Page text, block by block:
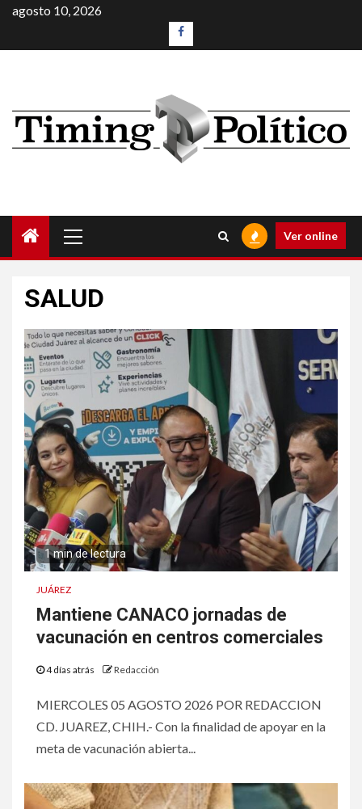
agosto 10, 2026
Ver online
SALUD
1 min de lectura
JUÁREZ
Mantiene CANACO jornadas de
vacunación en centros comerciales
4 días atrás Redacción
MIERCOLES 05 AGOSTO 2026 POR REDACCION
CD. JUAREZ, CHIH.- Con la finalidad de apoyar en la
meta de vacunación abierta...